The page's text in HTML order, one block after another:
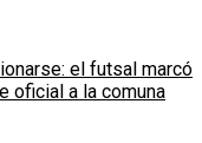
el futsal marcó
oficial a la comuna